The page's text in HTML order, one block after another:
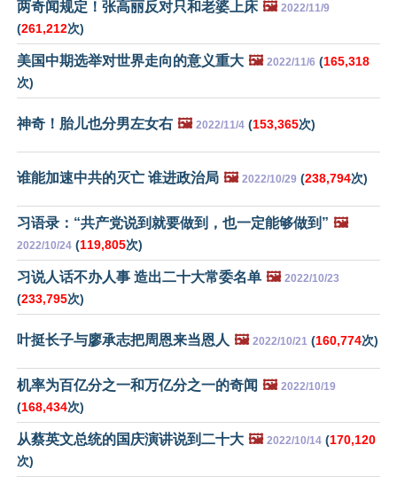
两奇闻规定！张高丽反对只和老婆上床 🖼️ 2022/11/9
(261,212次)
美国中期选举对世界走向的意义重大 🖼️ 2022/11/6 (165,318
次)
神奇！胎儿也分男左女右 🖼️ 2022/11/4 (153,365次)
谁能加速中共的灭亡 谁进政治局 🖼️ 2022/10/29 (238,794次)
习语录：“共产党说到就要做到，也一定能够做到” 🖼️
2022/10/24 (119,805次)
习说人话不办人事 造出二十大常委名单 🖼️ 2022/10/23
(233,795次)
叶挺长子与廖承志把周恩来当恩人 🖼️ 2022/10/21 (160,774次)
机率为百亿分之一和万亿分之一的奇闻 🖼️ 2022/10/19
(168,434次)
从蔡英文总统的国庆演讲说到二十大 🖼️ 2022/10/14 (170,120
次)